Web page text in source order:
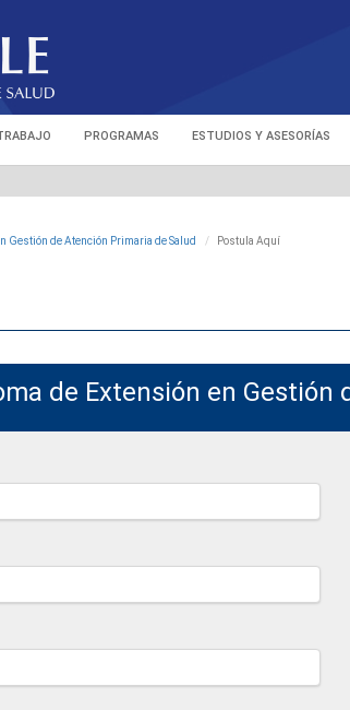
PROGRAMAS ESTUDIOS Y ASESORÍAS
Gestión de Atención Primaria de Salud Postula Aquí
de Extensión en